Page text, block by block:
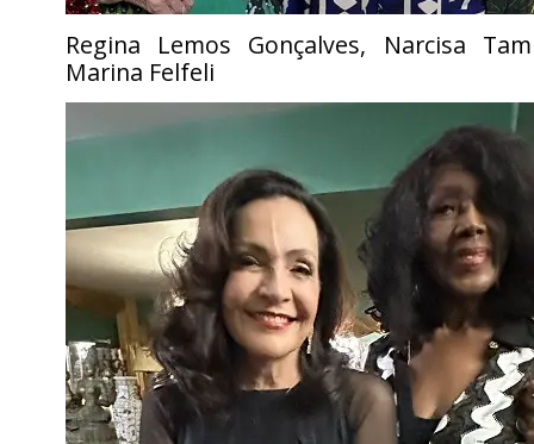
Regina Lemos Gonçalves, Narcisa
Marina Felfeli